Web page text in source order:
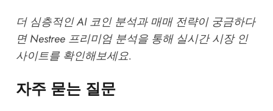
더 심층적인 AI 코인 분석과 매매 전략이 궁금하다
면Nestree 프리미엄 분석을 통해 실시간 시장 인
사이트를 확인해보세요.
자주 묻는 질문